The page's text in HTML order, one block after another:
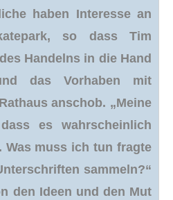
haben Interesse an
so dass Tim
Handelns in die Hand
das Vorhaben mit
anschob. „Meine
es wahrscheinlich
Was muss ich tun fragte
sammeln?“
den Ideen und den Mut